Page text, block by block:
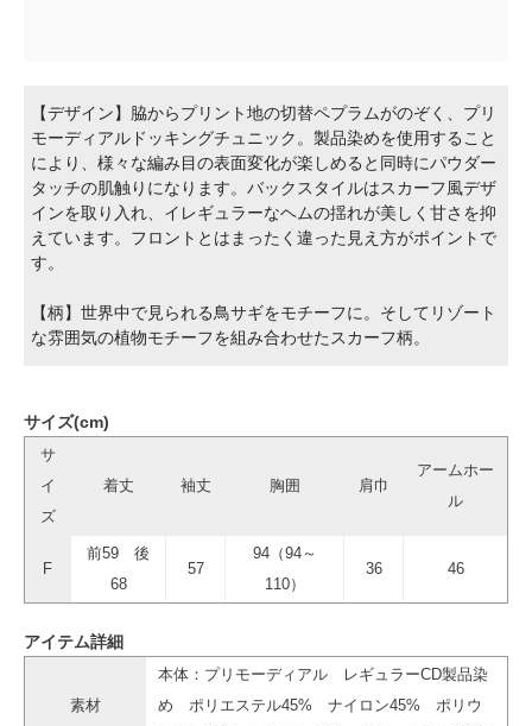
【デザイン】脇からプリント地の切替ペプラムがのぞく、プリ
モーディアルドッキングチュニック。製品染めを使用すること
により、様々な編み目の表面変化が楽しめると同時にパウダー
タッチの肌触りになります。バックスタイルはスカーフ風デザ
インを取り入れ、イレギュラーなヘムの揺れが美しく甘さを抑
えています。フロントとはまったく違った見え方がポイントで
す。
【柄】世界中で見られる鳥サギをモチーフに。そしてリゾート
な雰囲気の植物モチーフを組み合わせたスカーフ柄。
サイズ(cm)
サ
イ
ズ
着丈 袖丈 胸囲 肩巾
アームホー
ル
F
前59 後
68
57
94（94～
110）
36 46
アイテム詳細
素材
本体：プリモーディアル レギュラーCD製品染
め ポリエステル45% ナイロン45% ポリウ